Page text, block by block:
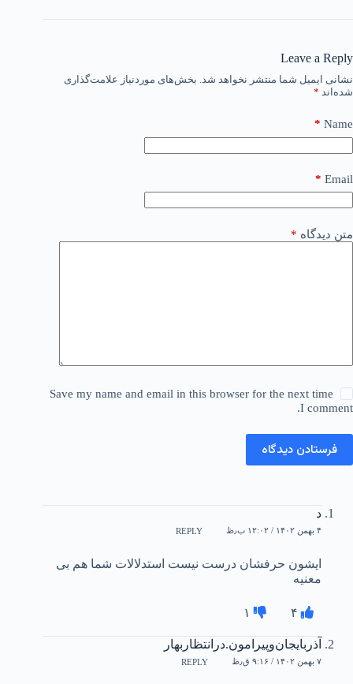
Leave a Reply
نشانی ایمیل شما منتشر نخواهد شد. بخش‌های موردنیاز علامت‌گذاری
شده‌اند *
Name
*
Email
*
متن دیدگاه *
Save my name and email in this browser for the next time
I comment.
فرستادن دیدگاه
د
۴ بهمن ۱۴۰۲ / ۱۲:۰۲ ب٫ظ REPLY
ایشون حرفشان درست نیست استدلالات شما هم بی
معنیه
۴ ۱
آذربایجان‌وپیرامون.در‌انتظاربهار
۷ بهمن ۱۴۰۲ / ۹:۱۶ ق٫ظ REPLY